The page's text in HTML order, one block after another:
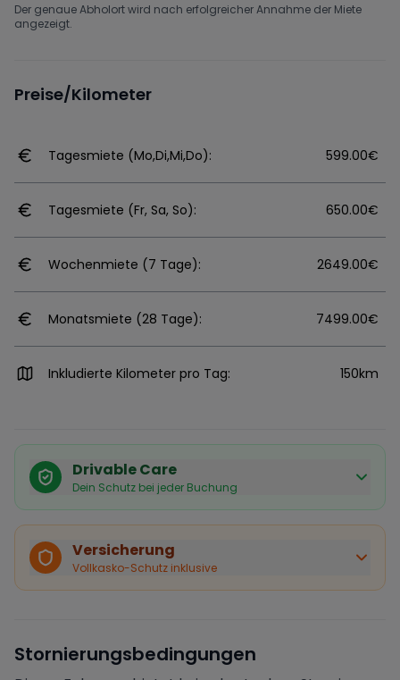
Der genaue Abholort wird nach erfolgreicher Annahme der Miete
angezeigt.
Preise/Kilometer
Tagesmiete (Mo,Di,Mi,Do): 599.00€
Tagesmiete (Fr, Sa, So): 650.00€
Wochenmiete (7 Tage): 2649.00€
Monatsmiete (28 Tage): 7499.00€
Inkludierte Kilometer pro Tag: 150km
Drivable Care
Dein Schutz bei jeder Buchung
Käuferschutz inklusive
Bei Stornierung durch den Vermieter erhältst du eine
vollständige Rückerstattung.
Sichere Zahlung
Deine Zahlung wird verschlüsselt verarbeitet. Deine
Daten sind geschützt.
Versicherung
Vollkasko-Schutz inklusive
Stornierungsbedingungen